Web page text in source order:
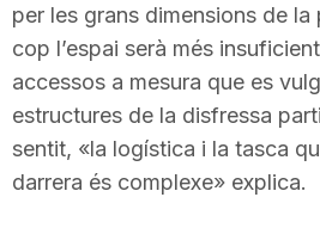
per les grans dimensions de
cop l’espai serà més
accessos a mesura que es
estructures de la disfressa
sentit, «la logística i la tasca
darrera és complexe» explica.